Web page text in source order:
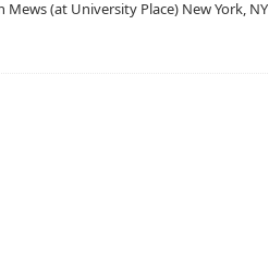
Mews (at University Place) New York, NY